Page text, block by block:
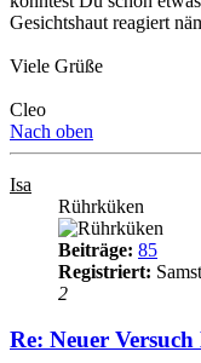
Gesichtshaut reagiert
Viele Grüße
Cleo
Nach oben
Isa
Rührküken
Beiträge: 85
Registriert:
2
Re: Neuer